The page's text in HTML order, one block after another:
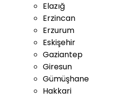
Elazığ
Erzincan
Erzurum
Eskişehir
Gaziantep
Giresun
Gümüşhane
Hakkari